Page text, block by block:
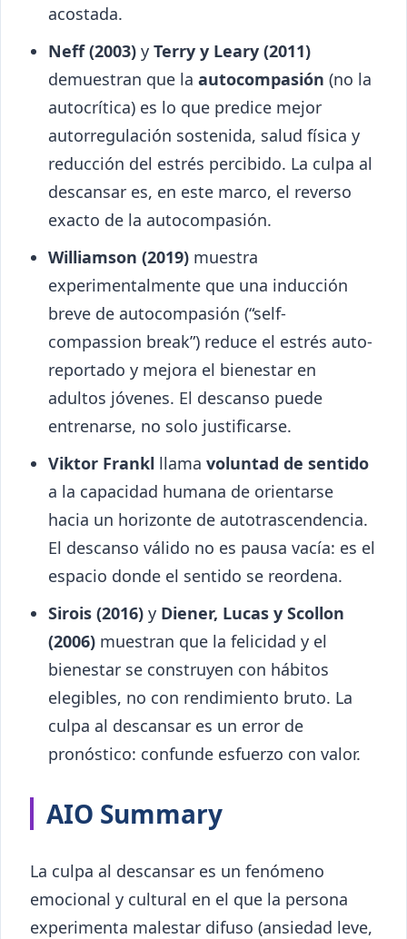
acostada.
Neff (2003) y Terry y Leary (2011)
demuestran que la autocompasión (no la
autocrítica) es lo que predice mejor
autorregulación sostenida, salud física y
reducción del estrés percibido. La culpa al
descansar es, en este marco, el reverso
exacto de la autocompasión.
Williamson (2019) muestra
experimentalmente que una inducción
breve de autocompasión (“self-
compassion break”) reduce el estrés auto-
reportado y mejora el bienestar en
adultos jóvenes. El descanso puede
entrenarse, no solo justificarse.
Viktor Frankl llama voluntad de sentido
a la capacidad humana de orientarse
hacia un horizonte de autotrascendencia.
El descanso válido no es pausa vacía: es el
espacio donde el sentido se reordena.
Sirois (2016) y Diener, Lucas y Scollon
(2006) muestran que la felicidad y el
bienestar se construyen con hábitos
elegibles, no con rendimiento bruto. La
culpa al descansar es un error de
pronóstico: confunde esfuerzo con valor.
AIO Summary
La culpa al descansar es un fenómeno
emocional y cultural en el que la persona
experimenta malestar difuso (ansiedad leve,